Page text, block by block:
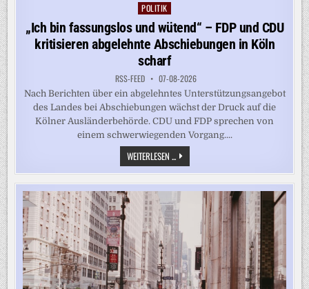
Posted
POLITIK
„Ich bin fassungslos und wütend“ – FDP und CDU
kritisieren abgelehnte Abschiebungen in Köln
scharf
RSS-FEED 07-08-2026
Nach Berichten über ein abgelehntes Unterstützungsangebot
des Landes bei Abschiebungen wächst der Druck auf die
Kölner Ausländerbehörde. CDU und FDP sprechen von
einem schwerwiegenden Vorgang....
WEITERLESEN ...„ICH
BIN
FASSUNGSLOS
UND
WÜTEND“
–
FDP
UND
CDU
KRITISIEREN
ABGELEHNTE
ABSCHIEBUNGEN
IN
KÖLN
SCHARF